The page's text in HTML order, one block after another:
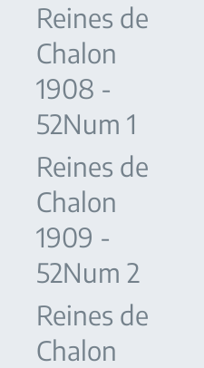
Reines de
Chalon
1908 -
52Num 1
Reines de
Chalon
1909 -
52Num 2
Reines de
Chalon